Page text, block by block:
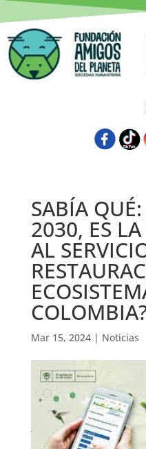
SABÍA QUÉ:
2030, ES
AL
Mar 15, 2024| Noticias